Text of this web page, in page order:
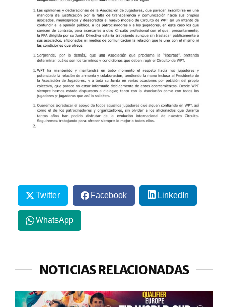
Twitter Facebook LinkedIn
WhatsApp
NOTICIAS RELACIONADAS